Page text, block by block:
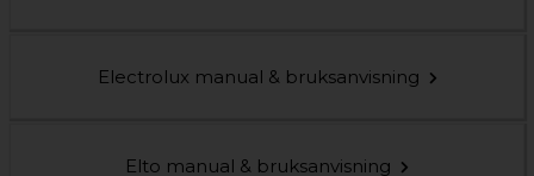
Electrolux manual & bruksanvisning
Elto manual & bruksanvisning